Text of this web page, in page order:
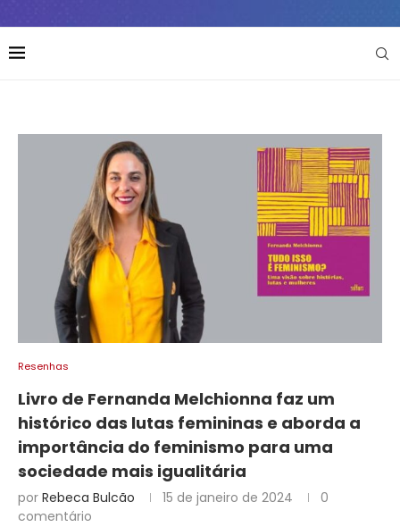
Resenhas
Livro de Fernanda Melchionna faz um
histórico das lutas femininas e aborda a
importância do feminismo para uma
sociedade mais igualitária
por Rebeca Bulcão 15 de janeiro de 2024
0
comentário